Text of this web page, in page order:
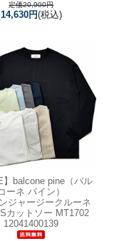
定価20,900円
14,630円(税込)
balcone pine（バル
ーネ パイン）
ジャージークルーネ
カットソー MT1702
12041400139